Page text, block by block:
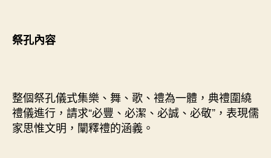
祭孔內容
整個祭孔儀式集樂、舞、歌、禮為一體，典禮圍繞
禮儀進行，請求“必豐、必潔、必誠、必敬”，表現儒
家思惟文明，闡釋禮的涵義。